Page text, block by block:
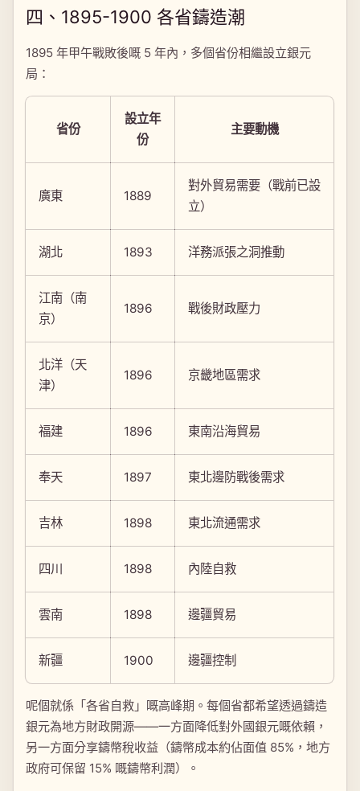
四、1895-1900 各省鑄造潮
1895 年甲午戰敗後嘅 5 年內，多個省份相繼設立銀元
局：
省份
設立年
份
主要動機
廣東 1889
對外貿易需要（戰前已設
立）
湖北 1893 洋務派張之洞推動
江南（南
京）
1896 戰後財政壓力
北洋（天
津）
1896 京畿地區需求
福建 1896 東南沿海貿易
奉天 1897 東北邊防戰後需求
吉林 1898 東北流通需求
四川 1898 內陸自救
雲南 1898 邊疆貿易
新疆 1900 邊疆控制
呢個就係「各省自救」嘅高峰期。每個省都希望透過鑄造
銀元為地方財政開源——一方面降低對外國銀元嘅依賴，
另一方面分享鑄幣稅收益（鑄幣成本約佔面值 85%，地方
政府可保留 15% 嘅鑄幣利潤）。